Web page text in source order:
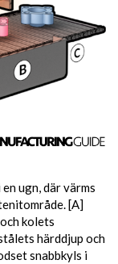
ugn, där värms
[A]
kolets
härddjup och
snabbkyls i